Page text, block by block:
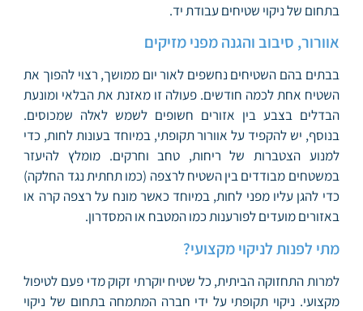
בתחום של ניקוי שטיחים עבודת יד.
אוורור, סיבוב והגנה מפני מזיקים
בבתים בהם השטיחים נחשפים לאור יום ממושך, רצוי להפוך את
השטיח אחת לכמה חודשים. פעולה זו מאזנת את הבלאי ומונעת
הבדלים בצבע בין אזורים חשופים לשמש לאלה שמכוסים.
בנוסף, יש להקפיד על אוורור תקופתי, במיוחד בעונות לחות, כדי
למנוע הצטברות של ריחות, טחב וחרקים. מומלץ להיעזר
במשטחים מבודדים בין השטיח לרצפה (כמו תחתית נגד החלקה)
כדי להגן עליו מפני לחות, במיוחד כאשר מונח על רצפה קרה או
באזורים מועדים לפורענות כמו המטבח או המסדרון.
מתי לפנות לניקוי מקצועי?
למרות התחזוקה הביתית, כל שטיח יוקרתי זקוק מדי פעם לטיפול
מקצועי. ניקוי תקופתי על ידי חברה המתמחה בתחום של ניקוי